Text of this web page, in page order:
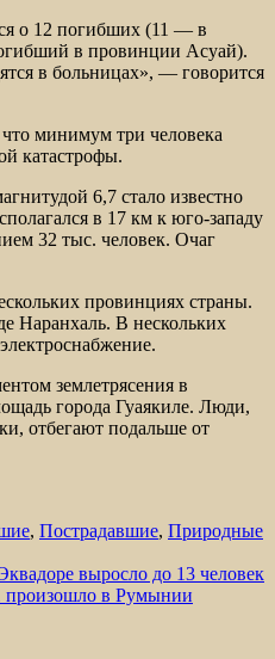
о 12 погибших (11 — в
в провинции Асуай).
в больницах», — говорится
минимум три человека
катастрофы.
6,7 стало известно
в 17 км к юго-западу
32 тыс. человек. Очаг
провинциях страны.
Наранхаль. В нескольких
землетрясения в
города Гуаякиле. Люди,
отбегают подальше от
, Пострадавшие, Природные
выросло до 13 человек
произошло в Румынии